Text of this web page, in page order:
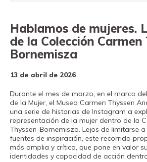
Hablamos de mujeres.
de la Colección Carmen
Bornemisza
13 de abril de 2026
Durante el mes de marzo, en el marco
de la Mujer, el Museo Carmen Thyssen
una serie de historias de Instagram a
representación de la mujer dentro de la
Thyssen-Bornemisza. Lejos de limitarse
fuentes de inspiración, este recorrido
más amplia y crítica, que pone en valor
identidades y capacidad de acción
El
Museo
Exposiciones
EduCarmenThyssen
Actividades
Noticias
Tienda
Fundación